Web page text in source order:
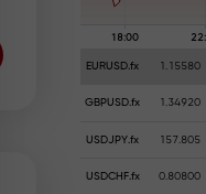
EURUSD.fx 1.15580
GBPUSD.fx 1.34920
USDJPY.fx 157.805
USDCHF.fx 0.80800